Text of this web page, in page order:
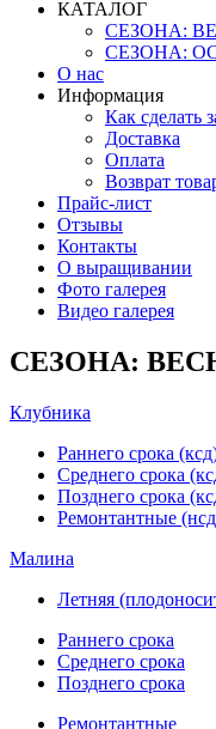
КАТАЛОГ
СЕЗОНА:
СЕЗОНА:
О нас
Информация
Как сделать
Доставка
Оплата
Возврат
Прайс-лист
Отзывы
Контакты
О выращивании
Фото галерея
Видео галерея
СЕЗОНА:
Клубника
Раннего срока
Среднего срока
Позднего срока
Ремонтантные
Малина
Летняя
Раннего срока
Среднего срока
Позднего срока
Ремонтантные